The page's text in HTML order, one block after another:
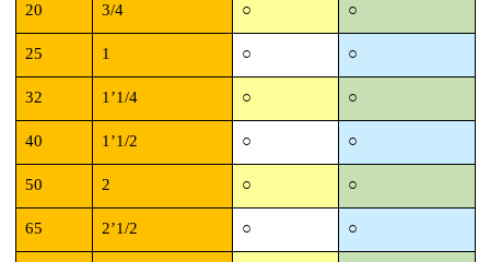
20 3/4 ○ ○
25 1 ○ ○
32 1’1/4 ○ ○
40 1’1/2 ○ ○
50 2 ○ ○
65 2’1/2 ○ ○